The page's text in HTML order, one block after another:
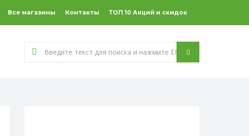
Все магазины Контакты ТОП 10 Акций и скидок